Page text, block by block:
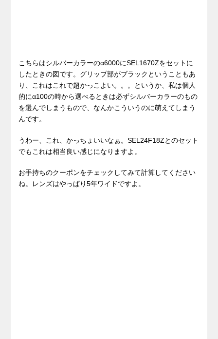
こちらはシルバーカラーのα6000にSEL1670Zをセットに
したときの図です。グリップ部がブラックということもあ
り、これはこれで超かっこよい。。。というか、私は個人
的にα100の時から選べるときは必ずシルバーカラーのもの
を選んでしまうもので、なんかこういうのに萌えてしまう
んです。
うわー、これ、かっちょいいなぁ。SEL24F18Zとのセット
でもこれは相当良い感じになりますよ。
お手持ちのクーポンをチェックしてみて計算してください
ね。レンズはやっぱり5年ワイドですよ。